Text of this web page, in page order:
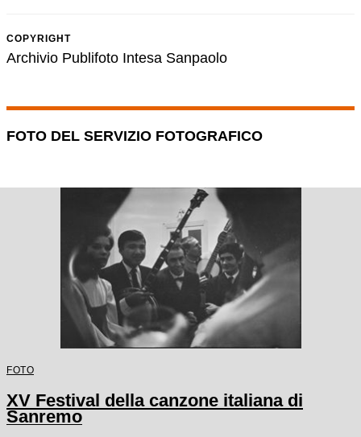
COPYRIGHT
Archivio Publifoto Intesa Sanpaolo
FOTO DEL SERVIZIO FOTOGRAFICO
FOTO
XV Festival della canzone italiana di
Sanremo